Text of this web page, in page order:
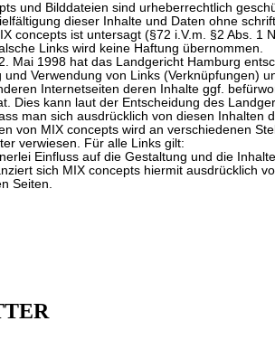
und Bilddateien sind urheberrechtlich
dieser Inhalte und Daten ohne
concepts ist untersagt (§72 i.V.m. §2 Abs. 1
Links wird keine Haftung übernommen.
Mai 1998 hat das Landgericht Hamburg
und Verwendung von Links (Verknüpfungen)
Internetseiten deren Inhalte ggf.
Dies kann laut der Entscheidung des
man sich ausdrücklich von diesen Inhalten
von MIX concepts wird an verschiedenen
verwiesen. Für alle Links gilt:
Einfluss auf die Gestaltung und die
sich MIX concepts hiermit ausdrücklich
Seiten.